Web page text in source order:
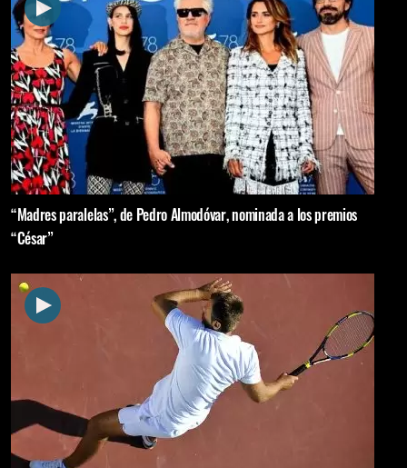
“Madres paralelas”, de Pedro Almodóvar, nominada a los premios
“César”